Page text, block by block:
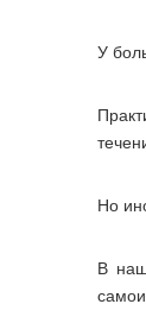
У
Но
В